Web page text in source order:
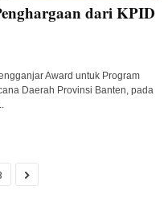
dari KPID
Award untuk Program
Daerah Provinsi Banten, pada